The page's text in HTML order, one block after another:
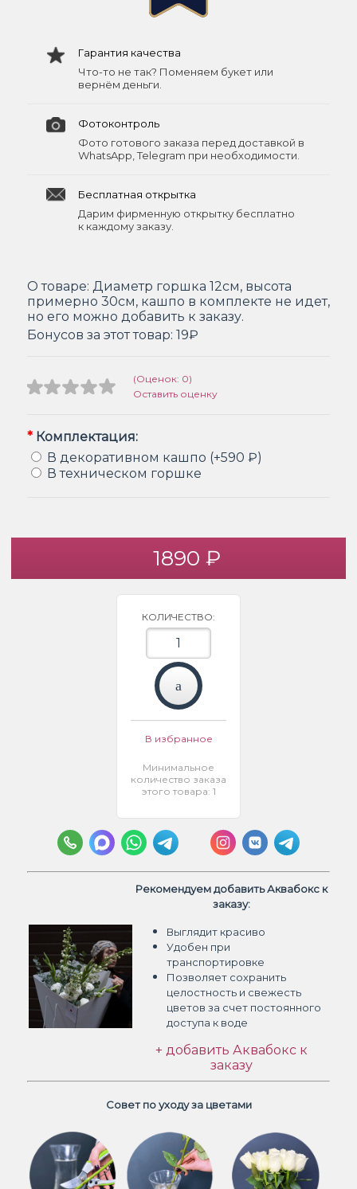
Гарантия качества
Что-то не так? Поменяем букет или
вернём деньги.
Фотоконтроль
Фото готового заказа перед доставкой в
WhatsApp, Telegram при необходимости.
Бесплатная открытка
Дарим фирменную открытку бесплатно
к каждому заказу.
О товаре: Диаметр горшка 12см, высота
примерно 30см, кашпо в комплекте не идет,
но его можно добавить к заказу.
Бонусов за этот товар: 19₽
(Оценок: 0)
Оставить оценку
* Комплектация:
В декоративном кашпо (+590 ₽)
В техническом горшке
1890 ₽
КОЛИЧЕСТВО:
В избранное
Минимальное
количество заказа
этого товара: 1
Рекомендуем добавить Аквабокс к
заказу:
Выглядит красиво
Удобен при
транспортировке
Позволяет сохранить
целостность и свежесть
цветов за счет постоянного
доступа к воде
+ добавить Аквабокс к
заказу
Совет по уходу за цветами